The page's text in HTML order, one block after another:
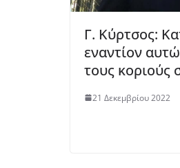
Γ. Κύρτσος:
εναντίον
τους κοριούς
21 Δεκεμβρίου 2022